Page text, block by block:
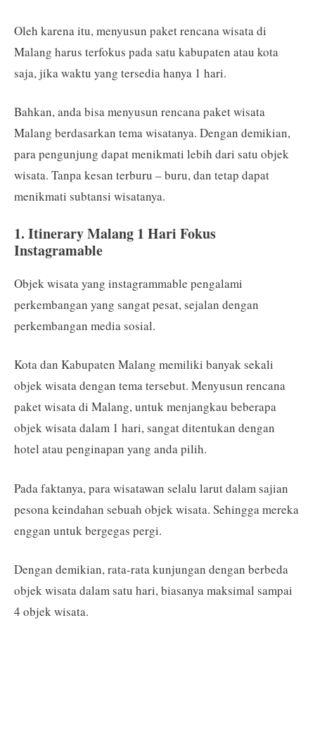
Oleh karena itu, menyusun paket rencana wisata di
Malang harus terfokus pada satu kabupaten atau kota
saja, jika waktu yang tersedia hanya 1 hari.
Bahkan, anda bisa menyusun rencana paket wisata
Malang berdasarkan tema wisatanya. Dengan demikian,
para pengunjung dapat menikmati lebih dari satu objek
wisata. Tanpa kesan terburu – buru, dan tetap dapat
menikmati subtansi wisatanya.
1. Itinerary Malang 1 Hari Fokus
Instagramable
Objek wisata yang instagrammable pengalami
perkembangan yang sangat pesat, sejalan dengan
perkembangan media sosial.
Kota dan Kabupaten Malang memiliki banyak sekali
objek wisata dengan tema tersebut. Menyusun rencana
paket wisata di Malang, untuk menjangkau beberapa
objek wisata dalam 1 hari, sangat ditentukan dengan
hotel atau penginapan yang anda pilih.
Pada faktanya, para wisatawan selalu larut dalam sajian
pesona keindahan sebuah objek wisata. Sehingga mereka
enggan untuk bergegas pergi.
Dengan demikian, rata-rata kunjungan dengan berbeda
objek wisata dalam satu hari, biasanya maksimal sampai
4 objek wisata.